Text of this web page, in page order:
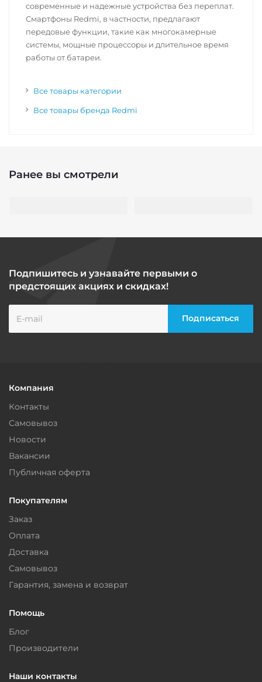
современные и надежные устройства без переплат.
Смартфоны Redmi, в частности, предлагают
передовые функции, такие как многокамерные
системы, мощные процессоры и длительное время
работы от батареи.
Все товары категории
Все товары бренда Redmi
Ранее вы смотрели
Подпишитесь и узнавайте первыми о
предстоящих акциях и скидках!
Компания
Контакты
Самовывоз
Новости
Вакансии
Публичная оферта
Покупателям
Заказ
Оплата
Доставка
Самовывоз
Гарантия, замена и возврат
Помощь
Блог
Производители
Наши контакты